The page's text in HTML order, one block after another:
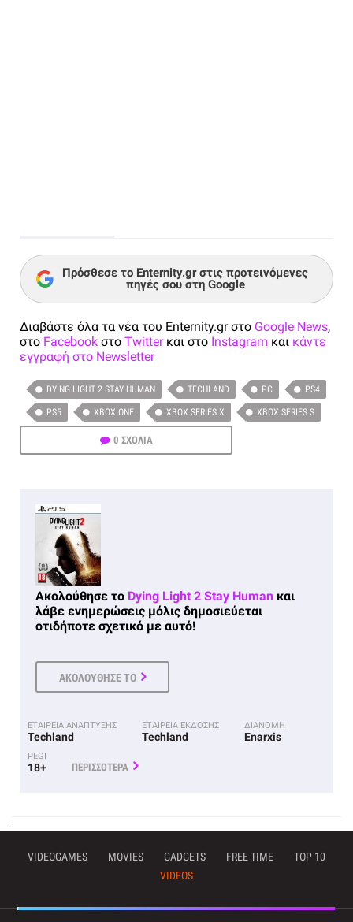
Πρόσθεσε το Enternity.gr στις προτεινόμενες
πηγές σου στη Google
Διαβάστε όλα τα νέα του Enternity.gr στο Google News,
στο Facebook στο Twitterκαι στο Instagram και κάντε
εγγραφή στο Newsletter
DYING LIGHT 2 STAY HUMAN TECHLAND PC PS4
PS5 XBOX ONE XBOX SERIES X XBOX SERIES S
0 ΣΧΟΛΙΑ
Ακολούθησε το Dying Light 2 Stay Human και
λάβε ενημερώσεις μόλις δημοσιεύεται
οτιδήποτε σχετικό με αυτό!
ΑΚΟΛΟΥΘΗΣΕ ΤΟ
ΕΤΑΙΡΕΙΑ ΑΝΑΠΤΥΞΗΣ
Techland
ΕΤΑΙΡΕΙΑ ΕΚΔΟΣΗΣ
Techland
ΔΙΑΝΟΜΗ
Enarxis
PEGI
18+ ΠΕΡΙΣΣΟΤΕΡΑ
VIDEOGAMES MOVIES GADGETS FREE TIME
TOP 10
VIDEOS